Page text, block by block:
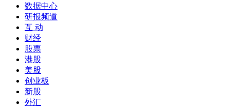
数据中心
研报频道
互 动
财经
股票
港股
美股
创业板
新股
外汇